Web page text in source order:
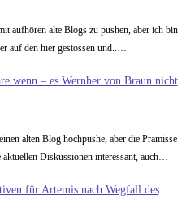
aufhören alte Blogs zu pushen, aber ich bin
auf den hier gestossen und..…
wenn – es Wernher von Braun nicht
alten Blog hochpushe, aber die Prämisse
Diskussionen interessant, auch…
für Artemis nach Wegfall des